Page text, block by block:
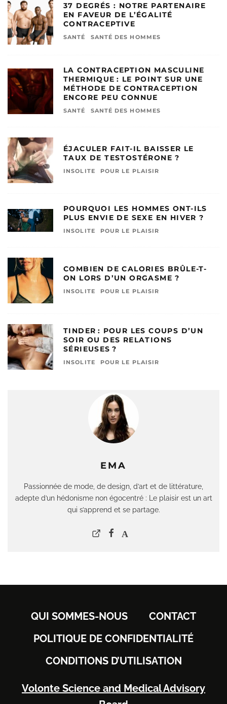
EMA
Passionnée de mode, de design, d’art et de littérature,
adepte d’un hédonisme non égocentré : Le plaisir est un art
qui s’apprend et se partage.
37 DEGRÉS : NOTRE PARTENAIRE
EN FAVEUR DE L’ÉGALITÉ
CONTRACEPTIVE
SANTÉ SANTÉ DES HOMMES
LA CONTRACEPTION MASCULINE
THERMIQUE : LE POINT SUR UNE
MÉTHODE DE CONTRACEPTION
ENCORE PEU CONNUE
SANTÉ SANTÉ DES HOMMES
ÉJACULER FAIT-IL BAISSER LE
TAUX DE TESTOSTÉRONE ?
INSOLITE POUR LE PLAISIR
POURQUOI LES HOMMES ONT-ILS
PLUS ENVIE DE SEXE EN HIVER ?
INSOLITE POUR LE PLAISIR
COMBIEN DE CALORIES BRÛLE-T-
ON LORS D’UN ORGASME ?
INSOLITE POUR LE PLAISIR
TINDER : POUR LES COUPS D’UN
SOIR OU DES RELATIONS
SÉRIEUSES ?
INSOLITE POUR LE PLAISIR
QUI SOMMES-NOUS
CONTACT
POLITIQUE DE CONFIDENTIALITÉ
CONDITIONS D’UTILISATION
Volonte Science and Medical Advisory